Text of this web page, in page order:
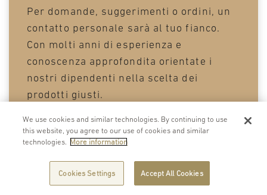
Per domande, suggerimenti o ordini, un
contatto personale sarà al tuo fianco.
Con molti anni di esperienza e
conoscenza approfondita orientate i
nostri dipendenti nella scelta dei
prodotti giusti.
We use cookies and similar technologies. By continuing to use
this website, you agree to our use of cookies and similar
technologies. More information
Cookies Settings Accept All Cookies